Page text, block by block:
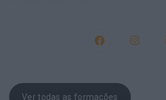
Ver todas as formações